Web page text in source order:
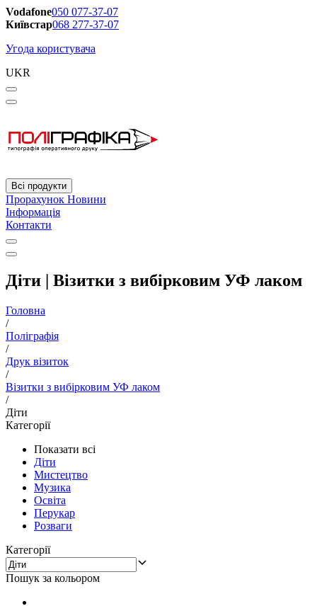
Vodafone050 077-37-07
Київстар068 277-37-07
Угода користувача
UKR
Всі продукти
Прорахунок Новини
Інформація
Контакти
Діти | Візитки з вибірковим УФ лаком
Головна
/
Поліграфія
/
Друк візиток
/
Візитки з вибірковим УФ лаком
/
Діти
Категорії
Показати всі
Діти
Мистецтво
Музика
Освіта
Перукар
Розваги
Категорії
Пошук за кольором